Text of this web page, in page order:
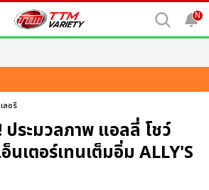
N
ลอรี
ประมวลภาพ แอลลี่ โชว์
นเตอร์เทนเต็มอิ่ม ALLY'S